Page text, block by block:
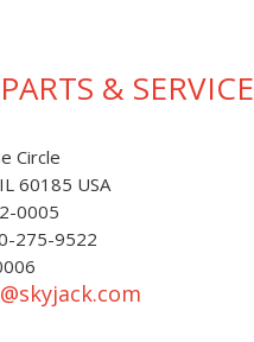
& SERVICE
Circle
60185 USA
0005
275-9522